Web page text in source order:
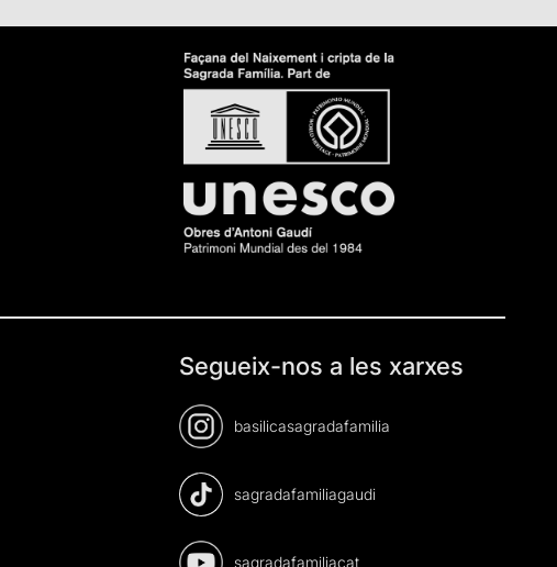
Segueix-nos a les xarxes
basilicasagradafamilia
sagradafamiliagaudi
sagradafamiliacat